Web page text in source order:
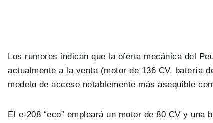
Los rumores indican que la oferta mecánica del
actualmente a la venta (motor de 136 CV, batería
modelo de acceso notablemente más asequible
El e-208 “eco” empleará un motor de 80 CV y